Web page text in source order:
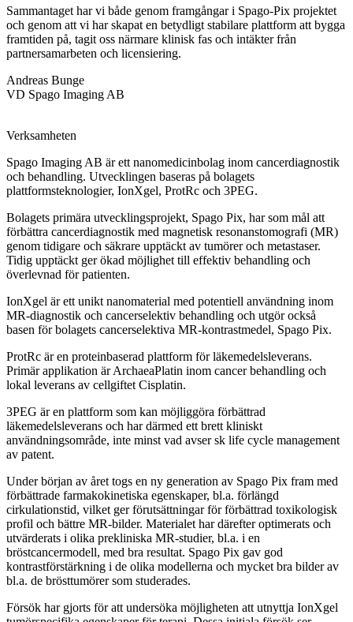
Sammantaget har vi både genom framgångar i Spago-Pix projektet
och genom att vi har skapat en betydligt stabilare plattform att bygga
framtiden på, tagit oss närmare klinisk fas och intäkter från
partnersamarbeten och licensiering.
Andreas Bunge
VD Spago Imaging AB
Verksamheten
Spago Imaging AB är ett nanomedicinbolag inom cancerdiagnostik
och behandling. Utvecklingen baseras på bolagets
plattformsteknologier, IonXgel, ProtRc och 3PEG.
Bolagets primära utvecklingsprojekt, Spago Pix, har som mål att
förbättra cancerdiagnostik med magnetisk resonanstomografi (MR)
genom tidigare och säkrare upptäckt av tumörer och metastaser.
Tidig upptäckt ger ökad möjlighet till effektiv behandling och
överlevnad för patienten.
IonXgel är ett unikt nanomaterial med potentiell användning inom
MR-diagnostik och cancerselektiv behandling och utgör också
basen för bolagets cancerselektiva MR-kontrastmedel, Spago Pix.
ProtRc är en proteinbaserad plattform för läkemedelsleverans.
Primär applikation är ArchaeaPlatin inom cancer behandling och
lokal leverans av cellgiftet Cisplatin.
3PEG är en plattform som kan möjliggöra förbättrad
läkemedelsleverans och har därmed ett brett kliniskt
användningsområde, inte minst vad avser sk life cycle management
av patent.
Under början av året togs en ny generation av Spago Pix fram med
förbättrade farmakokinetiska egenskaper, bl.a. förlängd
cirkulationstid, vilket ger förutsättningar för förbättrad toxikologisk
profil och bättre MR-bilder. Materialet har därefter optimerats och
utvärderats i olika prekliniska MR-studier, bl.a. i en
bröstcancermodell, med bra resultat. Spago Pix gav god
kontrastförstärkning i de olika modellerna och mycket bra bilder av
bl.a. de brösttumörer som studerades.
Försök har gjorts för att undersöka möjligheten att utnyttja IonXgel